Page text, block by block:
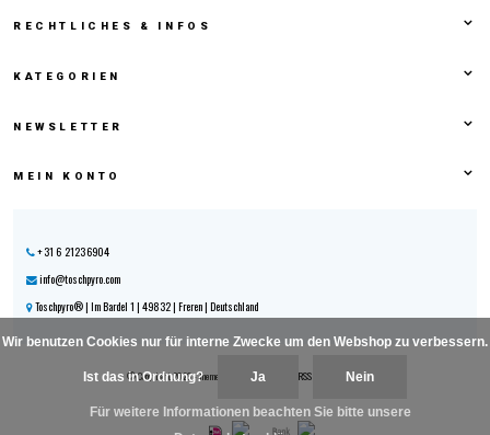
RECHTLICHES & INFOS
KATEGORIEN
NEWSLETTER
MEIN KONTO
+31 6 21236904
info@toschpyro.com
Toschpyro® | Im Bardel 1 | 49832 | Freren | Deutschland
© Copyright 2026 - Theme By DMWSx RSS feed Sitemap
Wir benutzen Cookies nur für interne Zwecke um den Webshop zu verbessern.
Ist das in Ordnung? Ja Nein
Für weitere Informationen beachten Sie bitte unsere